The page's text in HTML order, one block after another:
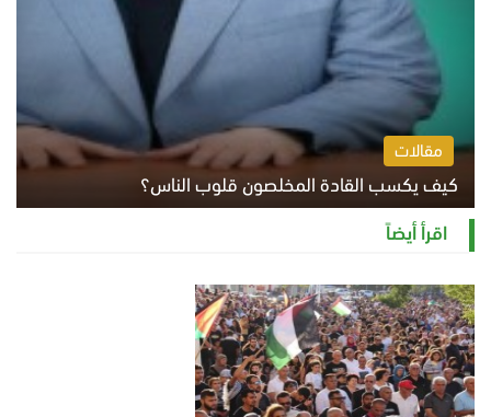
مقالات
كيف يكسب القادة المخلصون قلوب الناس؟
الثلاثاء 4 أغسطس 2026 12:27 م
اقرأ أيضاً